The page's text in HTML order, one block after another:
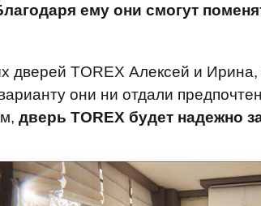
ему они смогут
дверей TOREX Алексей и Ирина,
они ни отдали
дверь TOREX будет надежно